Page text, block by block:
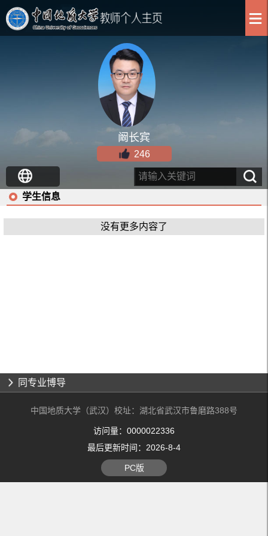
阚长宾
246
学生信息
没有更多内容了
同专业博导
中国地质大学（武汉）校址：湖北省武汉市鲁磨路388号
访问量： 0000022336
最后更新时间： 2026-8-4
PC版